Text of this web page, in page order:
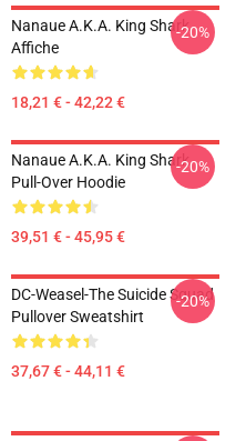
Nanaue A.K.A. King Shark
Affiche
18,21 € - 42,22 €
-20%
Nanaue A.K.A. King Shark
Pull-Over Hoodie
39,51 € - 45,95 €
-20%
DC-Weasel-The Suicide Squad
Pullover Sweatshirt
37,67 € - 44,11 €
-20%